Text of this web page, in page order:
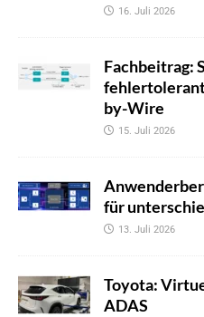
16. Juli 2026
Fachbeitrag:
by-Wire
15. Juli 2026
für
13. Juli 2026
Toyota:
ADAS